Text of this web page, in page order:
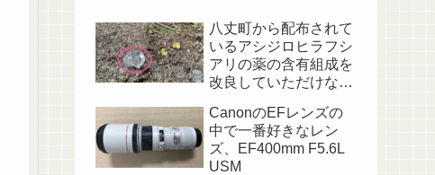
八丈町から配布されて
いるアシジロヒラフシ
アリの薬の含有組成を
改良していただけない
CanonのEFレンズの
中で一番好きなレン
ズ、EF400mm F5.6L
USM